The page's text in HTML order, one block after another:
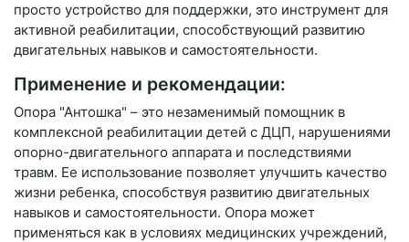
просто устройство для поддержки, это инструмент для
активной реабилитации, способствующий развитию
двигательных навыков и самостоятельности.
Применение и рекомендации:
Опора "Антошка" – это незаменимый помощник в
комплексной реабилитации детей с ДЦП, нарушениями
опорно-двигательного аппарата и последствиями
травм. Ее использование позволяет улучшить качество
жизни ребенка, способствуя развитию двигательных
навыков и самостоятельности. Опора может
применяться как в условиях медицинских учреждений,